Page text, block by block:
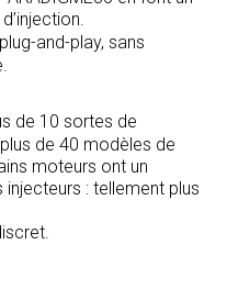
and-play, sans
de 10 sortes de
de 40 modèles de
moteurs ont un
: tellement plus